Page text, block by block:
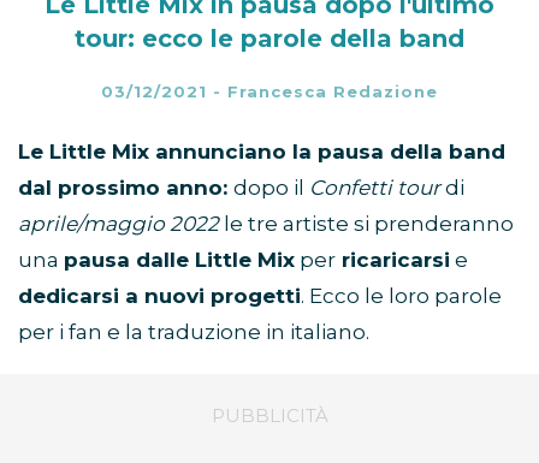
tour: ecco le parole della band
03/12/2021 - Francesca Redazione
Le Little Mix annunciano la pausa della band
dal prossimo anno: dopo il Confetti tourdi
aprile/maggio 2022le tre artiste si prenderanno
una pausa dalle Little Mix per ricaricarsi e
dedicarsi a nuovi progetti. Ecco le loro parole
per i fan e la traduzione in italiano.